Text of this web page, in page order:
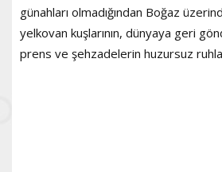
günahları olmadığından Boğaz
yelkovan kuşlarının, dünyaya geri
prens ve şehzadelerin huzursuz